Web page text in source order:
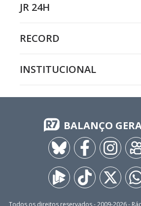
JR 24H
RECORD
INSTITUCIONAL
BALANÇO
Todos os direitos reservados - 2009-2026-